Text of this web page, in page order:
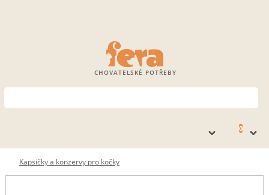
CHOVATELSKÉ POTŘEBY
0
Kapsičky a konzervy pro kočky